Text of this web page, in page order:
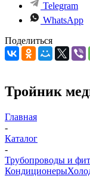
Telegram
WhatsApp
Поделиться
Тройник
Главная
-
Каталог
-
Трубопроводы и
Кондиционеры